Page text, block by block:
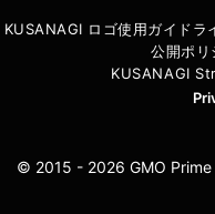
KUSANAGI ロゴ使用ガイドラ
公開ポリ
KUSANAGI
© 2015 - 2026 GMO